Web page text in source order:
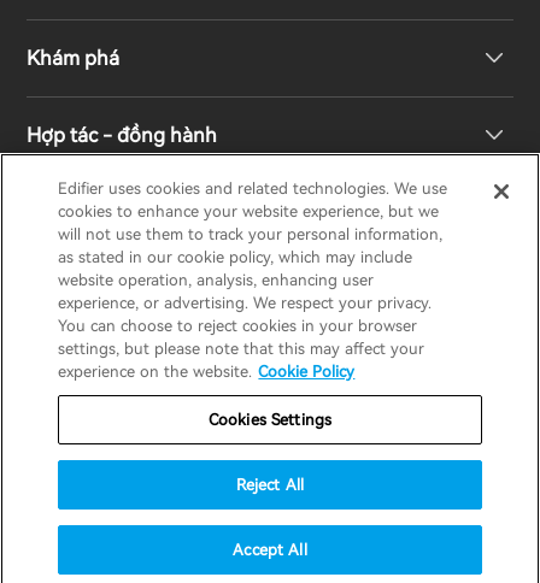
Loa kệ sách
Hệ thống truyền hình & rạp hát gia đình
Tai nghe không dây đích thực
Tai nghe Over-Ear & On-Ear
Hỗ trợ sản phẩm
Bảo hành
Liên hệ
Khám phá
Giải thưởng thiết kế
Trách nhiệm xã hội
Về Edifier
Hợp tác - đồng hành
Nhà phân phối khu vực
EDIFIERAIRPULSESTAXHECATE
Thông báo về quyền riêng tư
Chính sách cookie
Điều khoản sử dụng
Thông báo quan trọng
Vietnam / Tiếng Việt
© 2025 Edifier. All rights reserved.
Edifier uses cookies and related technologies. We use
cookies to enhance your website experience, but we
will not use them to track your personal information,
as stated in our cookie policy, which may include
website operation, analysis, enhancing user
experience, or advertising. We respect your privacy.
You can choose to reject cookies in your browser
settings, but please note that this may affect your
experience on the website. Cookie Policy
Cookies Settings
Reject All
Accept All